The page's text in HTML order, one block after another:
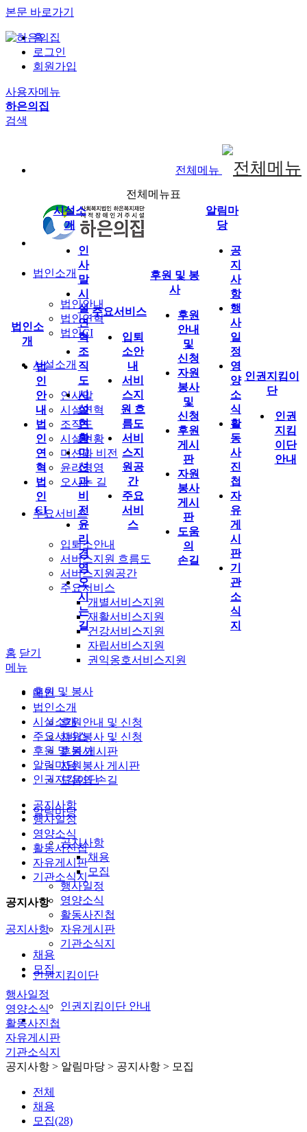
본문 바로가기
홈
로그인
회원가입
사용자메뉴
하은의집
검색
전체메뉴
법인소개
법인안내
법인연혁
법인CI
시설소개
인사말
시설연혁
조직도
시설현황
미션과 비전
윤리경영
오시는 길
주요서비스
입퇴소안내
서비스지원 흐름도
서비스지원공간
주요서비스
개별서비스지원
재활서비스지원
건강서비스지원
자립서비스지원
권익옹호서비스지원
후원 및 봉사
후원안내 및 신청
자원봉사 및 신청
후원 게시판
자원봉사 게시판
도움의 손길
알림마당
공지사항
채용
모집
행사일정
영양소식
활동사진첩
자유게시판
기관소식지
인권지킴이단
인권지킴이단 안내
전체메뉴표
법인소
개
법
인
안
내
법
인
연
혁
법
인
CI
시설소
개
인
사
말
시
설
연
혁
조
직
도
시
설
현
황
미
션
과
비
전
윤
리
경
영
오
시
는
길
주요서비스
입퇴
소안
내
서비
스지
원 흐
름도
서비
스지
원공
간
주요
서비
스
후원 및 봉
사
후원
안내
및
신청
자원
봉사
및
신청
후원
게시
판
자원
봉사
게시
판
도움
의
손길
알림마
당
공
지
사
항
행
사
일
정
영
양
소
식
활
동
사
진
첩
자
유
게
시
판
기
관
소
식
지
인권지킴이
단
인권
지킴
이단
안내
홈 닫기
메뉴
메인
법인소개
시설소개
주요서비스
후원 및 봉사
알림마당
인권지킴이단
공지사항
행사일정
영양소식
활동사진첩
자유게시판
기관소식지
공지사항
공지사항
채용
모집
행사일정
영양소식
활동사진첩
자유게시판
기관소식지
공지사항 > 알림마당 > 공지사항 > 모집
전체
채용
모집(28)